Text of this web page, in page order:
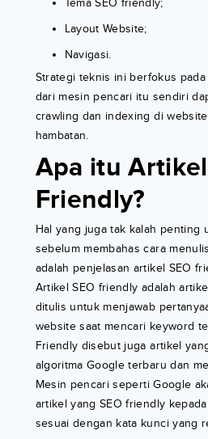
Tema SEO friendly;
Layout Website;
Navigasi.
Strategi teknis ini berfokus pada
dari mesin pencari itu sendiri
crawling dan indexing di
hambatan.
Apa itu
Friendly?
Hal yang juga tak kalah penting
sebelum membahas cara
adalah penjelasan artikel SEO
Artikel SEO friendly adalah
ditulis untuk menjawab
website saat mencari keyword
Friendly disebut juga artikel
algoritma Google terbaru dan
Mesin pencari seperti Google
artikel yang SEO friendly
sesuai dengan kata kunci yang